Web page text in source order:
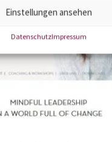
Einstellungen ansehen
DatenschutzImpressum